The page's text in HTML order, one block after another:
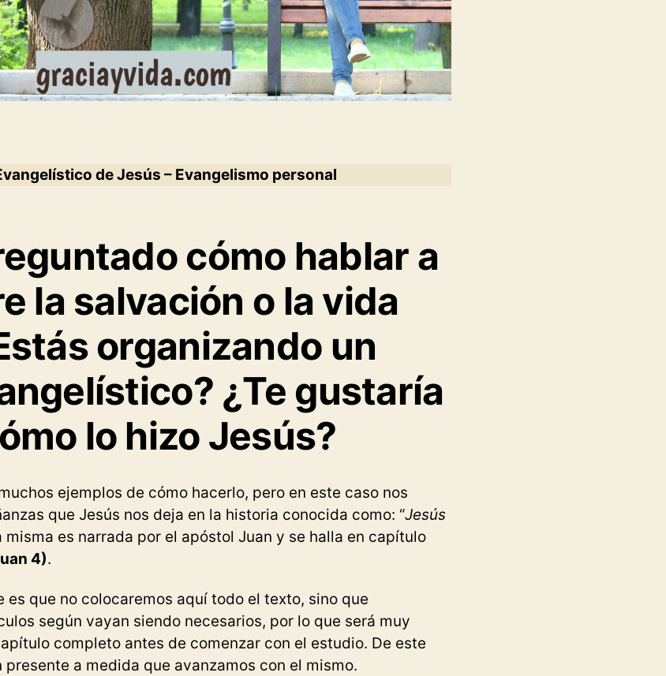
de Jesús – Evangelismo personal
cómo hablar a
la salvación o la vida
organizando un
¿Te gustaría
lo hizo Jesús?
ejemplos de cómo hacerlo, pero en este caso nos
que Jesús nos deja en la historia conocida como: “Jesús
misma es narrada por el apóstol Juan y se halla en capítulo
4).
que no colocaremos aquí todo el texto, sino que
según vayan siendo necesarios, por lo que será muy
completo antes de comenzar con el estudio. De este
a medida que avanzamos con el mismo.